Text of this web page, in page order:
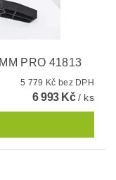
PRO 41813
5 779 Kč bez DPH
6 993 Kč/ ks